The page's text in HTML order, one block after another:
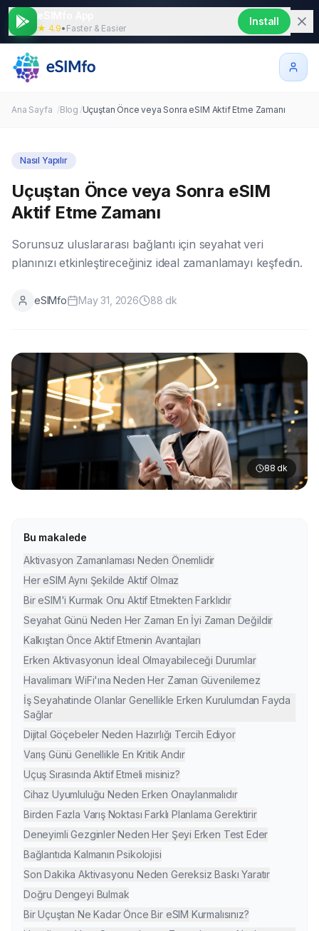
★ 4.9• Faster & Easier
Install
Ana Sayfa /Blog /Uçuştan Önce veya Sonra eSIM Aktif Etme Zamanı
Nasıl Yapılır
Uçuştan Önce veya Sonra eSIM
Aktif Etme Zamanı
Sorunsuz uluslararası bağlantı için seyahat veri
planınızı etkinleştireceğiniz ideal zamanlamayı keşfedin.
eSIMfo May 31, 2026 88 dk
88 dk
Bu makalede
Aktivasyon Zamanlaması Neden Önemlidir
Her eSIM Aynı Şekilde Aktif Olmaz
Bir eSIM'i Kurmak Onu Aktif Etmekten Farklıdır
Seyahat Günü Neden Her Zaman En İyi Zaman Değildir
Kalkıştan Önce Aktif Etmenin Avantajları
Erken Aktivasyonun İdeal Olmayabileceği Durumlar
Havalimanı WiFi'ına Neden Her Zaman Güvenilemez
İş Seyahatinde Olanlar Genellikle Erken Kurulumdan Fayda
Sağlar
Dijital Göçebeler Neden Hazırlığı Tercih Ediyor
Varış Günü Genellikle En Kritik Andır
Uçuş Sırasında Aktif Etmeli misiniz?
Cihaz Uyumluluğu Neden Erken Onaylanmalıdır
Birden Fazla Varış Noktası Farklı Planlama Gerektirir
Deneyimli Gezginler Neden Her Şeyi Erken Test Eder
Bağlantıda Kalmanın Psikolojisi
Son Dakika Aktivasyonu Neden Gereksiz Baskı Yaratır
Doğru Dengeyi Bulmak
Bir Uçuştan Ne Kadar Önce Bir eSIM Kurmalısınız?